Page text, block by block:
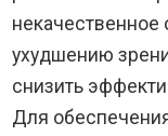
ухудшению
снизить
Для